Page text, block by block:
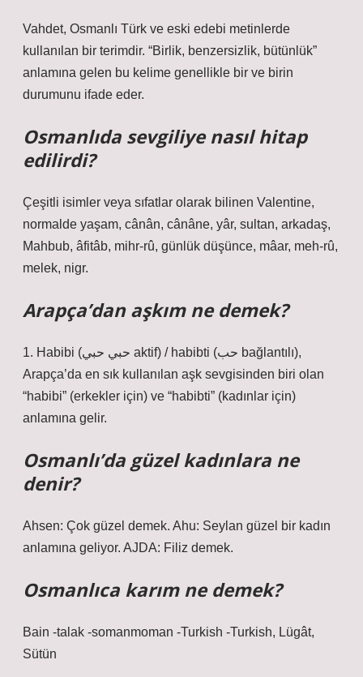
Vahdet, Osmanlı Türk ve eski edebi metinlerde
kullanılan bir terimdir. “Birlik, benzersizlik, bütünlük”
anlamına gelen bu kelime genellikle bir ve birin
durumunu ifade eder.
Osmanlıda sevgiliye nasıl hitap
edilirdi?
Çeşitli isimler veya sıfatlar olarak bilinen Valentine,
normalde yaşam, cânân, cânâne, yâr, sultan, arkadaş,
Mahbub, âfitâb, mihr-rû, günlük düşünce, mâar, meh-rû,
melek, nigr.
Arapça’dan aşkım ne demek?
1. Habibi (حبي حبي aktif) / habibti (حب bağlantılı),
Arapça’da en sık kullanılan aşk sevgisinden biri olan
“habibi” (erkekler için) ve “habibti” (kadınlar için)
anlamına gelir.
Osmanlı’da güzel kadınlara ne
denir?
Ahsen: Çok güzel demek. Ahu: Seylan güzel bir kadın
anlamına geliyor. AJDA: Filiz demek.
Osmanlıca karım ne demek?
Bain -talak -somanmoman -Turkish -Turkish, Lügât,
Sütün